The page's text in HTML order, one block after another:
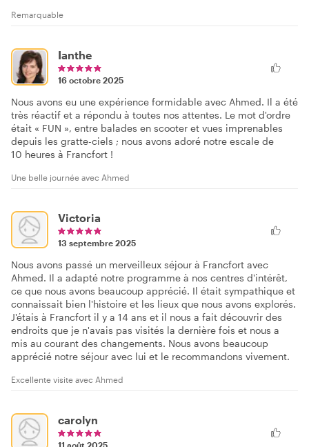
Remarquable
Ianthe
16 octobre 2025
Nous avons eu une expérience formidable avec Ahmed. Il a été
très réactif et a répondu à toutes nos attentes. Le mot d'ordre
était « FUN », entre balades en scooter et vues imprenables
depuis les gratte-ciels ; nous avons adoré notre escale de
10 heures à Francfort !
Une belle journée avec Ahmed
Victoria
13 septembre 2025
Nous avons passé un merveilleux séjour à Francfort avec
Ahmed. Il a adapté notre programme à nos centres d'intérêt,
ce que nous avons beaucoup apprécié. Il était sympathique et
connaissait bien l'histoire et les lieux que nous avons explorés.
J'étais à Francfort il y a 14 ans et il nous a fait découvrir des
endroits que je n'avais pas visités la dernière fois et nous a
mis au courant des changements. Nous avons beaucoup
apprécié notre séjour avec lui et le recommandons vivement.
Excellente visite avec Ahmed
carolyn
11 août 2025